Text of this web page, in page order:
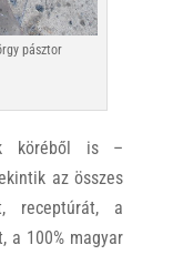
pásztor
köréből is –
az összes
receptúrát, a
a 100% magyar